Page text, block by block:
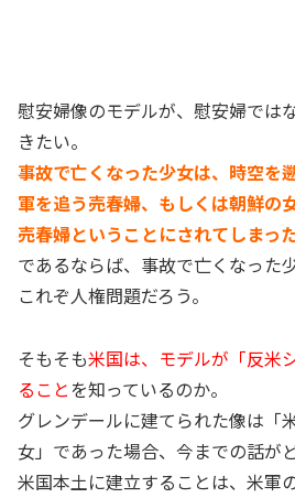
慰安婦像のモデルが、慰安婦では
きたい。
事故で亡くなった少女は、時空を遡
軍を追う売春婦、もしくは朝鮮の
売春婦ということにされてしまっ
であるならば、事故で亡くなった
これぞ人権問題だろう。
そもそも米国は、モデルが「反米
ることを知っているのか。
グレンデールに建てられた像は「
女」であった場合、今までの話が
米国本土に建立することは、米軍